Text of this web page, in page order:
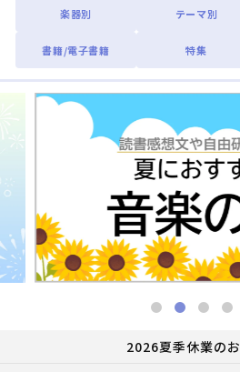
楽器別 テーマ別
書籍/電子書籍 特集
2026夏季休業の